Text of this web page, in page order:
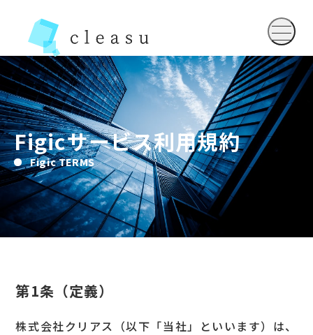
Figicサービス利用規約
Figic TERMS
第1条（定義）
株式会社クリアス（以下「当社」といいます）は、